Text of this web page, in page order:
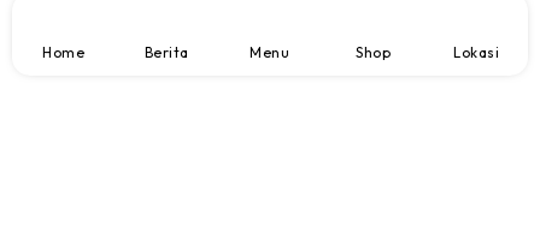
Home Berita Menu Shop Lokasi